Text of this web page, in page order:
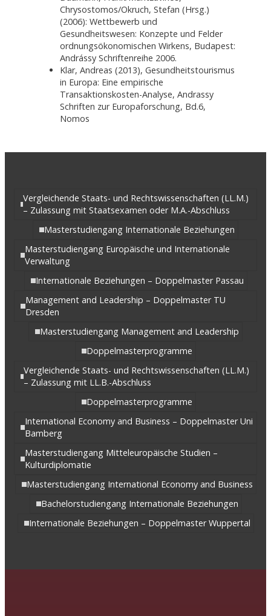
Chrysostomos/Okruch, Stefan (Hrsg.)
(2006): Wettbewerb und
Gesundheitswesen: Konzepte und Felder
ordnungsökonomischen Wirkens, Budapest:
Andrássy Schriftenreihe 2006.
Klar, Andreas (2013), Gesundheitstourismus
in Europa: Eine empirische
Transaktionskosten-Analyse, Andrassy
Schriften zur Europaforschung, Bd.6,
Nomos
Vergleichende Staats- und Rechtswissenschaften (LL.M.)
– Zulassung mit Staatsexamen oder M.A.-Abschluss
Masterstudiengang Internationale Beziehungen
Masterstudiengang Europäische und Internationale
Verwaltung
Internationale Beziehungen – Doppelmaster Passau
Management and Leadership – Doppelmaster TU
Dresden
Masterstudiengang Management and Leadership
Doppelmasterprogramme
Vergleichende Staats- und Rechtswissenschaften (LL.M.)
– Zulassung mit LL.B.-Abschluss
Doppelmasterprogramme
International Economy and Business – Doppelmaster Uni
Bamberg
Masterstudiengang Mitteleuropäische Studien –
Kulturdiplomatie
Masterstudiengang International Economy and Business
Bachelorstudiengang Internationale Beziehungen
Internationale Beziehungen – Doppelmaster Wuppertal